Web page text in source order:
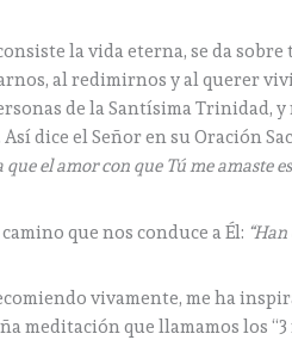
la vida eterna, se da sobre
al redimirnos y al querer
de la Santísima Trinidad,
dice el Señor en su Oración
el amor con que Tú me amaste
que nos conduce a Él:
vivamente, me ha
meditación que llamamos los “3